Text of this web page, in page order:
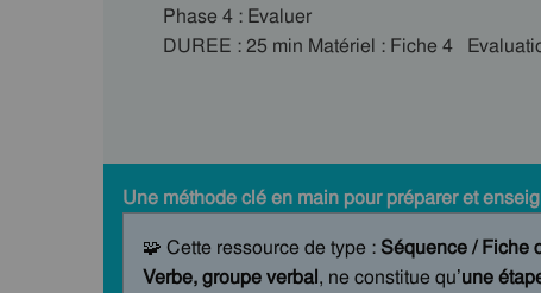
Phase 4 : Evaluer
DUREE : 25 min Matériel : Fiche 4
Une méthode clé en main pour préparer et
🧩 Cette ressource de type : Séquence / Fiche
Verbe, groupe verbal, ne constitue qu’une